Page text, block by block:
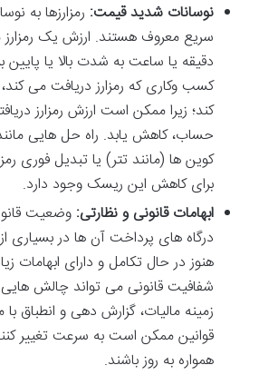
نوسانات شدید قیمت: رمزارزها به
سریع معروف هستند. ارزش یک
دقیقه یا ساعت به شدت بالا یا پایین
کسب وکاری که رمزارز دریافت می
کند؛ زیرا ممکن است ارزش رمزارز
حساب، کاهش یابد. راه حل هایی
کوین ها (مانند تتر) یا تبدیل فوری
برای کاهش این ریسک وجود دارد.
ابهامات قانونی و نظارتی: وضعیت
درگاه های پرداخت آن ها در بسیاری از
هنوز در حال تکامل و دارای ابهامات
شفافیت قانونی می تواند چالش هایی
زمینه مالیات، گزارش دهی و انطباق با
قوانین ممکن است به سرعت تغییر
همواره به روز باشند.